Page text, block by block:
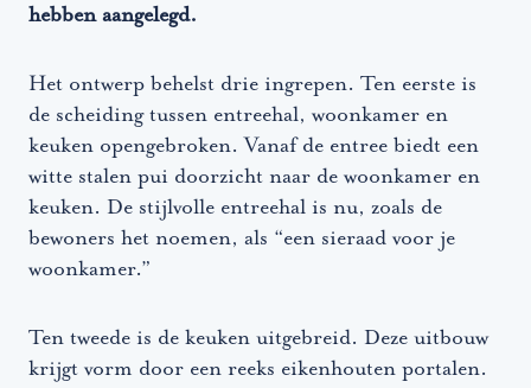
hebben aangelegd.
Het ontwerp behelst drie ingrepen. Ten eerste is
de scheiding tussen entreehal, woonkamer en
keuken opengebroken. Vanaf de entree biedt een
witte stalen pui doorzicht naar de woonkamer en
keuken. De stijlvolle entreehal is nu, zoals de
bewoners het noemen, als “een sieraad voor je
woonkamer.”
Ten tweede is de keuken uitgebreid. Deze uitbouw
krijgt vorm door een reeks eikenhouten portalen.